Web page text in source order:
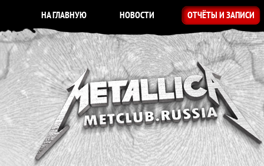
НА ГЛАВНУЮ НОВОСТИ ОТЧЁТЫ И ЗАПИСИ